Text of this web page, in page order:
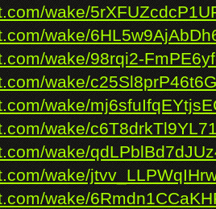
wake/
wake/
wake/98rqi2-
wake/
wake/
wake/
wake/
wake/
wake/